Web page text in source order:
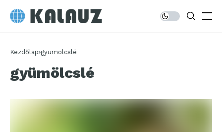
Kezdőlap gyümölcslé
gyümölcslé